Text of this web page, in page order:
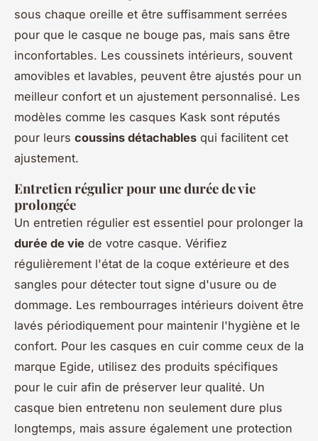
sous chaque oreille et être suffisamment serrées
pour que le casque ne bouge pas, mais sans être
inconfortables. Les coussinets intérieurs, souvent
amovibles et lavables, peuvent être ajustés pour un
meilleur confort et un ajustement personnalisé. Les
modèles comme les casques Kask sont réputés
pour leurs coussins détachables qui facilitent cet
ajustement.
Entretien régulier pour une durée de vie
prolongée
Un entretien régulier est essentiel pour prolonger la
durée de vie de votre casque. Vérifiez
régulièrement l'état de la coque extérieure et des
sangles pour détecter tout signe d'usure ou de
dommage. Les rembourrages intérieurs doivent être
lavés périodiquement pour maintenir l'hygiène et le
confort. Pour les casques en cuir comme ceux de la
marque Egide, utilisez des produits spécifiques
pour le cuir afin de préserver leur qualité. Un
casque bien entretenu non seulement dure plus
longtemps, mais assure également une protection